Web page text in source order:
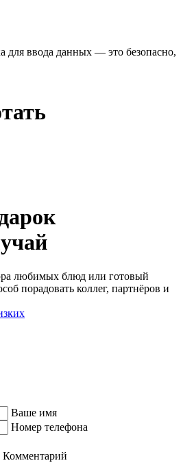
для ввода данных — это безопасно,
любимых блюд или готовый
порадовать коллег, партнёров и
Ваше имя
Номер телефона
Комментарий